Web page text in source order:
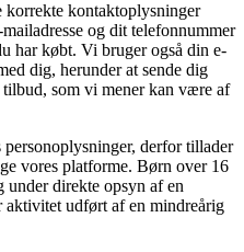
korrekte kontaktoplysninger
og dit telefonnummer
har købt. Vi bruger også din e-
dig, herunder at sende dig
tilbud, som vi mener kan være af
derfor tillader
vores platforme. Børn over 16
under direkte opsyn af en
udført af en mindreårig